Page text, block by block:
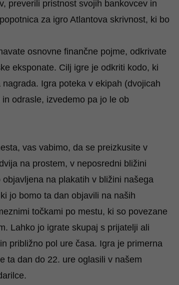
preverili pristnost svojih bankovcev in
za igro Atlantova skrivnost, ki bo
osnovne finančne pojme, odkrivate
eksponate. Cilj igre je odkriti kodo, ki
Igra poteka v ekipah (dvojicah
odrasle, izvedemo pa jo le ob
vas vabimo, da se preizkusite v
na prostem, v neposredni bližini
na plakatih v bližini našega
jo bomo ta dan objavili na naših
točkami po mestu, ki so povezane
Lahko jo igrate skupaj s prijatelji ali
približno pol ure časa. Igra je primerna
ta dan do 22. ure oglasili v našem